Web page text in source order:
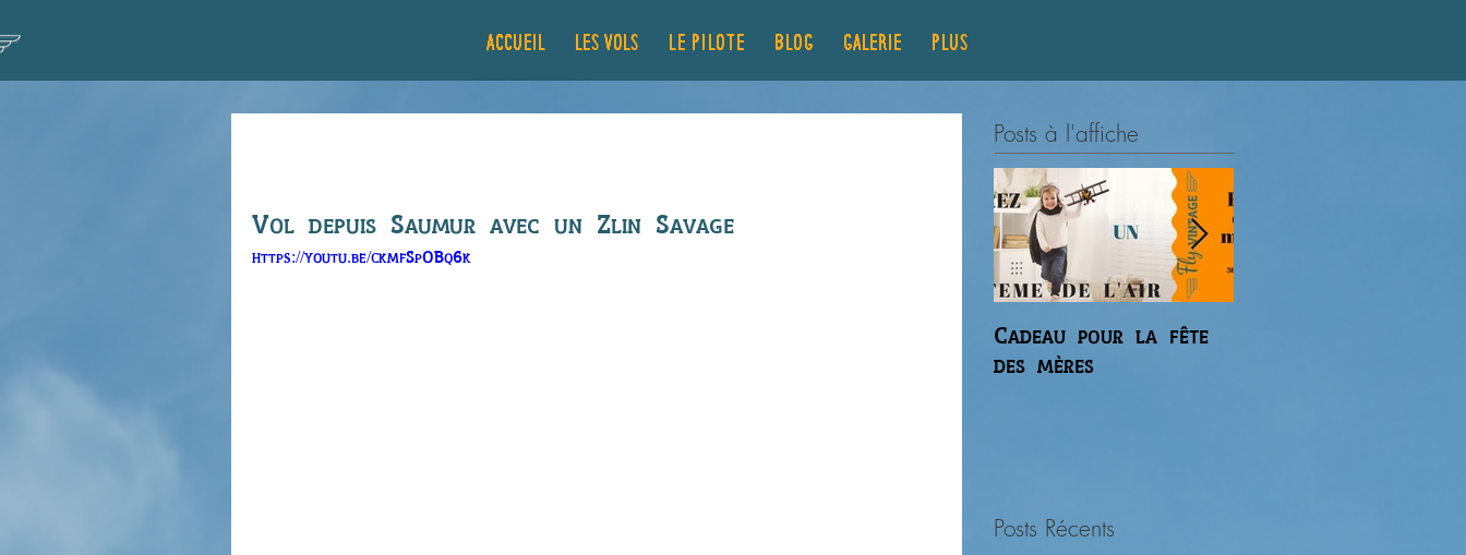
ACCUEIL LES VOLS Le pilote Blog GALERIE Plus...
Vol depuis Saumur avec un Zlin Savage
https://youtu.be/ckmfSpOBq6k
Posts à l'affiche
Cadeau pour la fête
des mères
Posts Récents